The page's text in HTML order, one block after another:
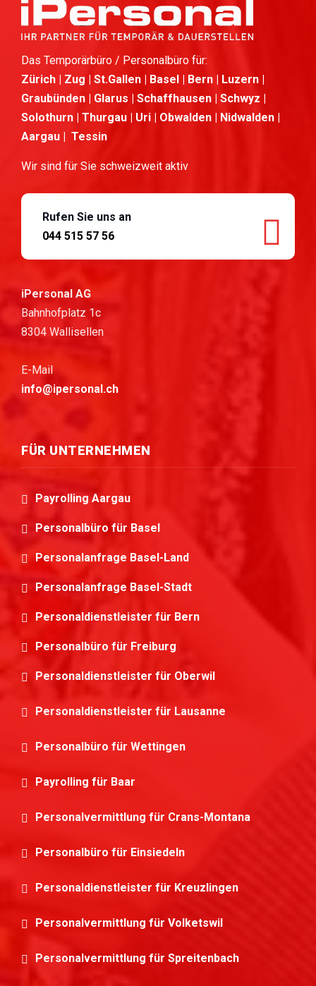
Das Temporärbüro / Personalbüro für:
Zürich | Zug | St.Gallen | Basel | Bern | Luzern |
Graubünden | Glarus | Schaffhausen | Schwyz |
Solothurn | Thurgau | Uri | Obwalden | Nidwalden |
Aargau | Tessin
Wir sind für Sie schweizweit aktiv
Rufen Sie uns an
044 515 57 56
iPersonal AG
Bahnhofplatz 1c
8304 Wallisellen
E-Mail
info@ipersonal.ch
FÜR UNTERNEHMEN
Payrolling Aargau
Personalbüro für Basel
Personalanfrage Basel-Land
Personalanfrage Basel-Stadt
Personaldienstleister für Bern
Personalbüro für Freiburg
Personaldienstleister für Oberwil
Personaldienstleister für Lausanne
Personalbüro für Wettingen
Payrolling für Baar
Personalvermittlung für Crans-Montana
Personalbüro für Einsiedeln
Personaldienstleister für Kreuzlingen
Personalvermittlung für Volketswil
Personalvermittlung für Spreitenbach